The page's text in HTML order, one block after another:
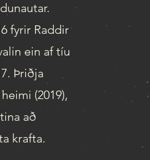
fyrir Raddir
ein af tíu
Þriðja
(2019),
að
krafta.